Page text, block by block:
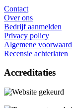
Contact
Over ons
Bedrijf aanmelden
Privacy policy
Algemene
Recensie achterlaten
Accreditaties